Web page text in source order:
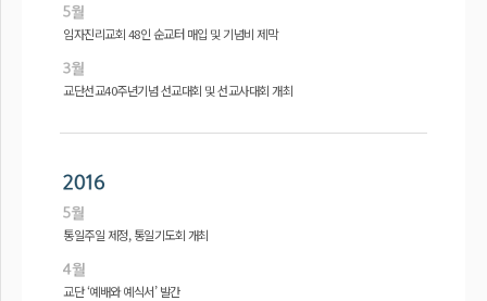
임자진리교회 48인 순교터 매입 및 기념비 제막
교단선교40주년기념 선교대회 및 선교사대회 개최
통일주일 제정, 통일기도회 개최
교단 ‘예배와 예식서’ 발간